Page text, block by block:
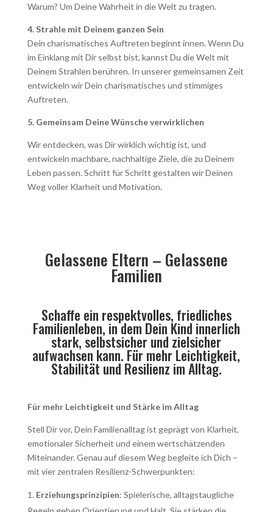
Warum? Um Deine Wahrheit in die Welt zu tragen.
4. Strahle mit Deinem ganzen Sein
Dein charismatisches Auftreten beginnt innen. Wenn Du
im Einklang mit Dir selbst bist, kannst Du die Welt mit
Deinem Strahlen berühren. In unserer gemeinsamen Zeit
entwickeln wir Dein charismatisches und stimmiges
Auftreten.
5. Gemeinsam Deine Wünsche verwirklichen
Wir entdecken, was Dir wirklich wichtig ist, und
entwickeln machbare, nachhaltige Ziele, die zu Deinem
Leben passen. Schritt für Schritt gestalten wir Deinen
Weg voller Klarheit und Motivation.
Gelassene Eltern – Gelassene
Familien
Schaffe ein respektvolles, friedliches
Familienleben, in dem Dein Kind innerlich
stark, selbstsicher und zielsicher
aufwachsen kann. Für mehr Leichtigkeit,
Stabilität und Resilienz im Alltag.
Für mehr Leichtigkeit und Stärke im Alltag
Stell Dir vor, Dein Familienalltag ist geprägt von Klarheit,
emotionaler Sicherheit und einem wertschätzenden
Miteinander. Genau auf diesem Weg begleite ich Dich –
mit vier zentralen Resilienz-Schwerpunkten:
Erziehungsprinzipien: Spielerische, alltagstaugliche